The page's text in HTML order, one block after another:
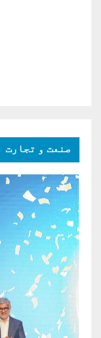
صنعت و تجارت